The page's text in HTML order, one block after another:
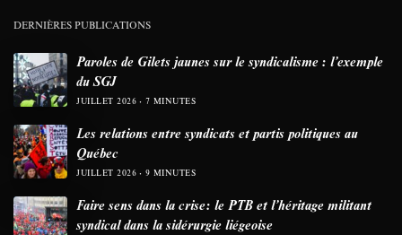
DERNIÈRES PUBLICATIONS
Paroles de Gilets jaunes sur le syndicalisme : l’exemple
du SGJ
JUILLET 2026 7 MINUTES
Les relations entre syndicats et partis politiques au
Québec
JUILLET 2026 9 MINUTES
Faire sens dans la crise: le PTB et l’héritage militant
syndical dans la sidérurgie liégeoise